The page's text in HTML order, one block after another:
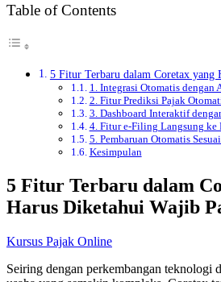
Table of Contents
5 Fitur Terbaru dalam Coretax yang
1. Integrasi Otomatis
2. Fitur Prediksi Pajak
3. Dashboard Interaktif
4. Fitur e-Filing Langsung ke
5. Pembaruan Otomatis
Kesimpulan
5 Fitur Terbaru dalam
Harus Diketahui Wajib
Kursus Pajak Online
Seiring dengan perkembangan teknologi